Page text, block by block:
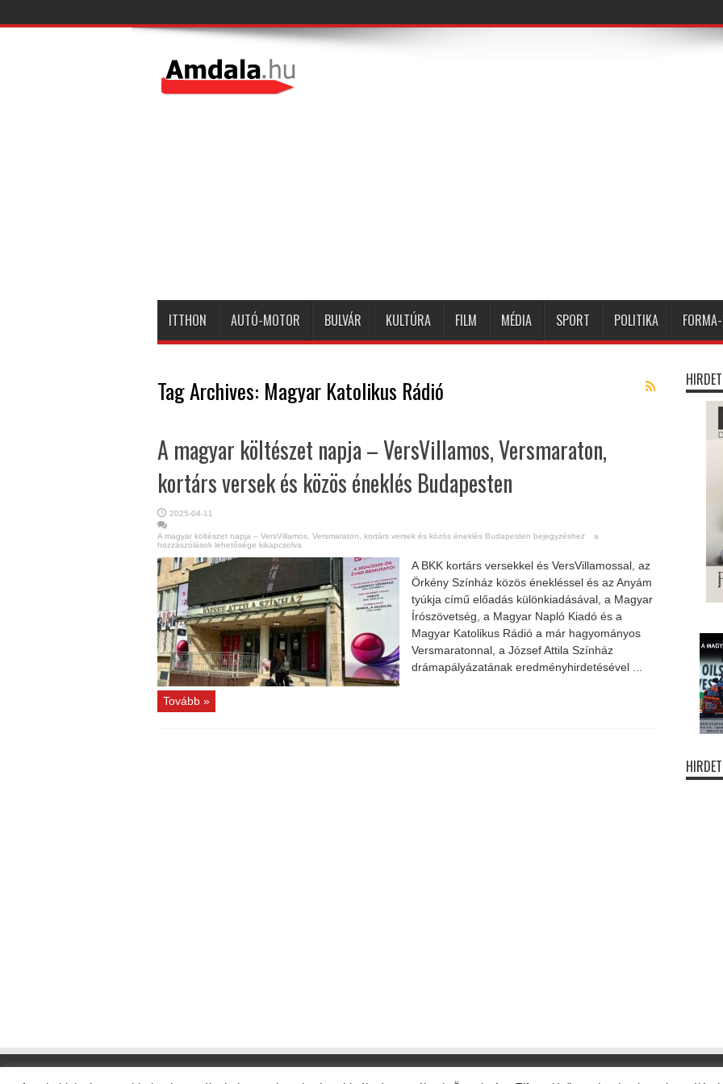
ITTHON AUTÓ-MOTOR BULVÁR KULTÚRA FILM MÉDIA SPORT POLITIKA
Tag Archives: Magyar Katolikus Rádió
A magyar költészet napja – VersVillamos, Versmaraton,
kortárs versek és közös éneklés Budapesten
2025-04-11
A magyar költészet napja – VersVillamos, Versmaraton, kortárs versek és közös éneklés Budapesten bejegyzéshez
a
hozzászólások lehetősége kikapcsolva
A BKK kortárs versekkel és VersVillamossal, az
Örkény Színház közös énekléssel és az Anyám
tyúkja című előadás különkiadásával, a Magyar
Írószövetség, a Magyar Napló Kiadó és a
Magyar Katolikus Rádió a már hagyományos
Versmaratonnal, a József Attila Színház
drámapályázatának eredményhirdetésével ...
Tovább »